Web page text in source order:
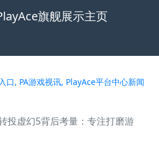
旗舰展示主页
口, PA游戏视讯, PlayAce平台中心新闻
投虚幻5背后考量：专注打磨游